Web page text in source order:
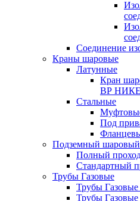
Соединение
Краны шаровые
Латунные
Кран
ВР
Стальные
Под
Подземный шаровый
Полный
Стандартный
Трубы Газовые
Трубы Газовые
Трубы